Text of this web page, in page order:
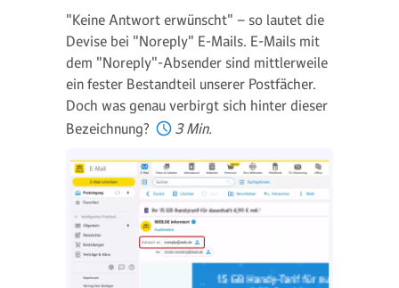
"Keine Antwort erwünscht" – so lautet die
Devise bei "Noreply" E-Mails. E-Mails mit
dem "Noreply"-Absender sind mittlerweile
ein fester Bestandteil unserer Postfächer.
Doch was genau verbirgt sich hinter dieser
Bezeichnung?
3 Min.